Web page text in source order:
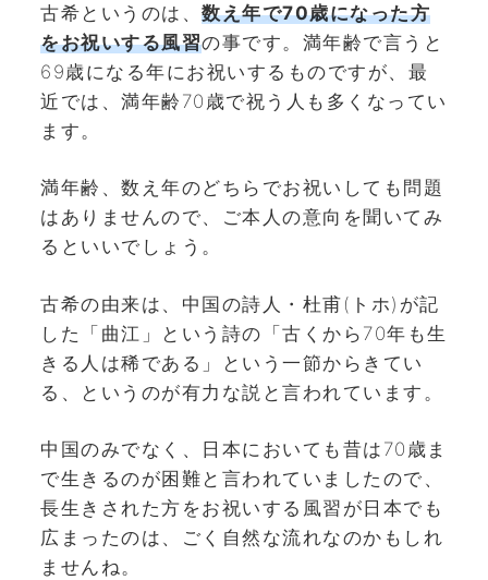
古希というのは、 数え年で70歳になった方
をお祝いする風習の事です。満年齢で言うと
69歳になる年にお祝いするものですが、最
近では、満年齢70歳で祝う人も多くなってい
ます。
満年齢、数え年のどちらでお祝いしても問題
はありませんので、ご本人の意向を聞いてみ
るといいでしょう。
古希の由来は、中国の詩人・杜甫(トホ)が記
した「曲江」という詩の「古くから70年も生
きる人は稀である」という一節からきてい
る、というのが有力な説と言われています。
中国のみでなく、日本においても昔は70歳ま
で生きるのが困難と言われていましたので、
長生きされた方をお祝いする風習が日本でも
広まったのは、ごく自然な流れなのかもしれ
ませんね。